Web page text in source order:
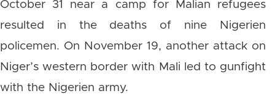
October 31 near a camp for Malian refugees
resulted in the deaths of nine Nigerien
policemen. On November 19, another attack on
Niger’s western border with Mali led to gunfight
with the Nigerien army.